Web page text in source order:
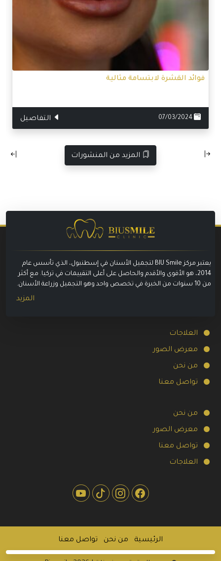
فوائد القشرة لابتسامة مثالية
التفاصيل
المزيد من المنشورات
يعتبر مركز BIU Smile لتجميل الأسنان في إسطنبول، الذي تأسس عام
2014، هو الأقوى والأقدم والحاصل على أعلى التقييمات في تركيا. مع أكثر
من 10 سنوات من الخبرة في تخصص واحد وهو التجميل وزراعة الأسنان.
المزيد
العلاجات
معرض الصور
من نحن
تواصل معنا
من نحن
معرض الصور
تواصل معنا
العلاجات
الرئيسية من نحن تواصل معنا